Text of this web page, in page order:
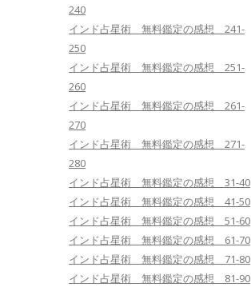
240
インド占星術 無料鑑定の感想 241-
250
インド占星術 無料鑑定の感想 251-
260
インド占星術 無料鑑定の感想 261-
270
インド占星術 無料鑑定の感想 271-
280
インド占星術 無料鑑定の感想 31-40
インド占星術 無料鑑定の感想 41-50
インド占星術 無料鑑定の感想 51-60
インド占星術 無料鑑定の感想 61-70
インド占星術 無料鑑定の感想 71-80
インド占星術 無料鑑定の感想 81-90